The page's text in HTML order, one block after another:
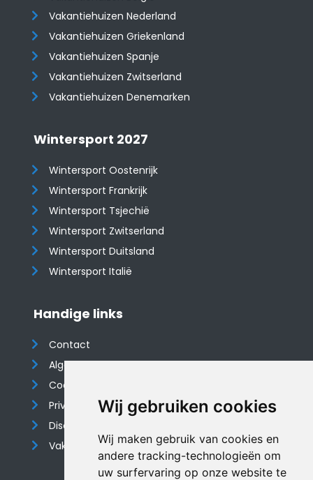
Wij gebruiken cookies
Wij maken gebruik van cookies en
andere tracking-technologieën om
uw surfervaring op onze website te
Vakantiehuizen Nederland
Vakantiehuizen Griekenland
Vakantiehuizen Spanje
​​​​​​​Vakantiehuizen Zwitserland
Vakantiehuizen Denemarken
Wintersport 2027
Wintersport Oostenrijk
Wintersport Frankrijk
Wintersport Tsjechië
Wintersport Zwitserland
Wintersport Duitsland
Wintersport Italië
Handige links
Contact
Algemene voorwaarden
Cookieverklaring
Privacyverklaring
Disclaimer
Vakantiehuis website